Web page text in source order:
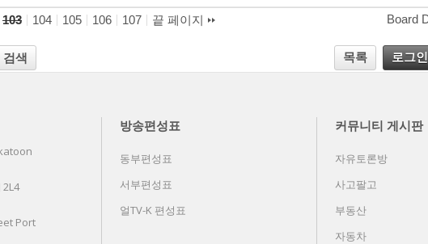
103 104 105 106 107 끝 페이지
Board
검색
목록 로그인
Port
방송편성표
동부편성표
서부편성표
얼TV-K 편성표
커뮤니티 게시판
자유토론방
사고팔고
부동산
자동차